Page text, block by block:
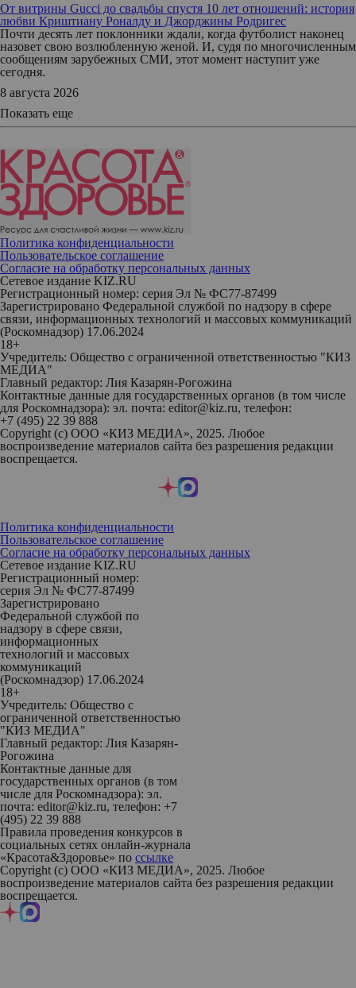
От витрины Gucci до свадьбы спустя 10 лет отношений: история
любви Криштиану Роналду и Джорджины Родригес
Почти десять лет поклонники ждали, когда футболист наконец
назовет свою возлюбленную женой. И, судя по многочисленным
сообщениям зарубежных СМИ, этот момент наступит уже
сегодня.
8 августа 2026
Показать еще
Политика конфиденциальности
Пользовательское соглашение
Согласие на обработку персональных данных
Сетевое издание KIZ.RU
Регистрационный номер: серия Эл № ФС77-87499
Зарегистрировано Федеральной службой по надзору в сфере
связи, информационных технологий и массовых коммуникаций
(Роскомнадзор) 17.06.2024
18+
Учредитель: Общество с ограниченной ответственностью "КИЗ
МЕДИА"
Главный редактор: Лия Казарян-Рогожина
Контактные данные для государственных органов (в том числе
для Роскомнадзора): эл. почта: editor@kiz.ru, телефон:
+7 (495) 22 39 888
Copyright (с) ООО «КИЗ МЕДИА», 2025. Любое
воспроизведение материалов сайта без разрешения редакции
воспрещается.
Политика конфиденциальности
Пользовательское соглашение
Согласие на обработку персональных данных
Сетевое издание KIZ.RU
Регистрационный номер:
серия Эл № ФС77-87499
Зарегистрировано
Федеральной службой по
надзору в сфере связи,
информационных
технологий и массовых
коммуникаций
(Роскомнадзор) 17.06.2024
18+
Учредитель: Общество с
ограниченной ответственностью
"КИЗ МЕДИА"
Главный редактор: Лия Казарян-
Рогожина
Контактные данные для
государственных органов (в том
числе для Роскомнадзора): эл.
почта: editor@kiz.ru, телефон: +7
(495) 22 39 888
Правила проведения конкурсов в
социальных сетях онлайн-журнала
«Красота&Здоровье» по ссылке
Copyright (с) ООО «КИЗ МЕДИА», 2025. Любое
воспроизведение материалов сайта без разрешения редакции
воспрещается.